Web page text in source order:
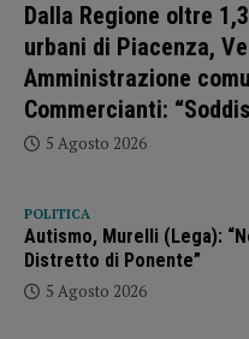
Dalla Regione oltre
urbani di Piacenza,
Amministrazione
Commercianti:
5 Agosto 2026
POLITICA
Autismo, Murelli (Lega):
Distretto di Ponente”
5 Agosto 2026